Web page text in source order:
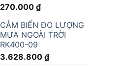
270.000 ₫
CẢM BIẾN ĐO LƯỢNG
MƯA NGOÀI TRỜI
RK400-09
3.628.800 ₫